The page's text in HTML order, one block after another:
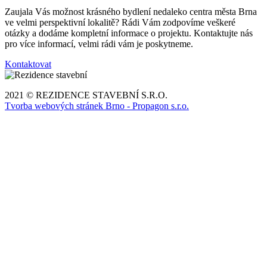
Zaujala Vás možnost krásného bydlení nedaleko centra města Brna
ve velmi perspektivní lokalitě? Rádi Vám zodpovíme veškeré
otázky a dodáme kompletní informace o projektu. Kontaktujte nás
pro více informací, velmi rádi vám je poskytneme.
Kontaktovat
2021 © REZIDENCE STAVEBNÍ S.R.O.
Tvorba webových stránek Brno - Propagon s.r.o.